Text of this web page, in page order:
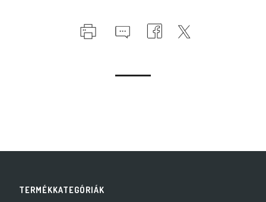
TERMÉKKATEGÓRIÁK